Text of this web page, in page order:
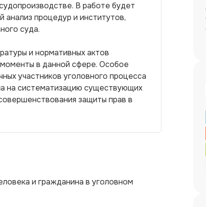
В работе будет
анализ процедур и институтов,
суда.
и нормативных актов
в данной сфере. Особое
участников уголовного процесса
на систематизацию существующих
защиты прав в
и гражданина в уголовном